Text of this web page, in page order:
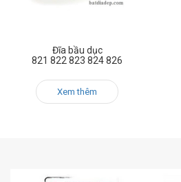
Đĩa bầu dục
821 822 823 824 826
Xem thêm